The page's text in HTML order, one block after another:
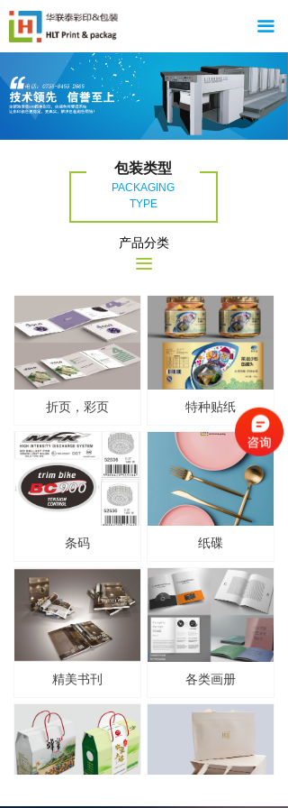
끀
折页，彩页 特种贴纸
条码 纸碟
精美书刊 各类画册
产品分类
包装类型
PACKAGING
TYPE
끀